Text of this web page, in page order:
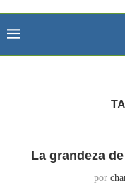
La grandeza
por